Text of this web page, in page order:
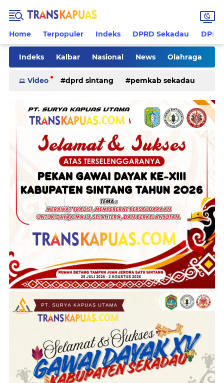
Home Terpopuler Indeks DPRD Sekadau
Indeks Kalbar Nasional News Olahraga
Pilkades Rohani Sanggau Sekadau
kriminal
Video dprd sintang pemkab sekadau